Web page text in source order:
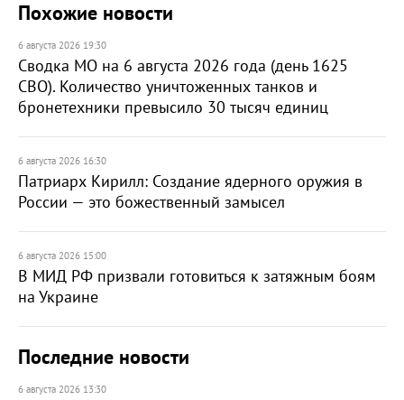
Похожие новости
6 августа 2026 19:30
Сводка МО на 6 августа 2026 года (день 1625
СВО). Количество уничтоженных танков и
бронетехники превысило 30 тысяч единиц
6 августа 2026 16:30
Патриарх Кирилл: Создание ядерного оружия в
России — это божественный замысел
6 августа 2026 15:00
В МИД РФ призвали готовиться к затяжным боям
на Украине
Последние новости
6 августа 2026 13:30